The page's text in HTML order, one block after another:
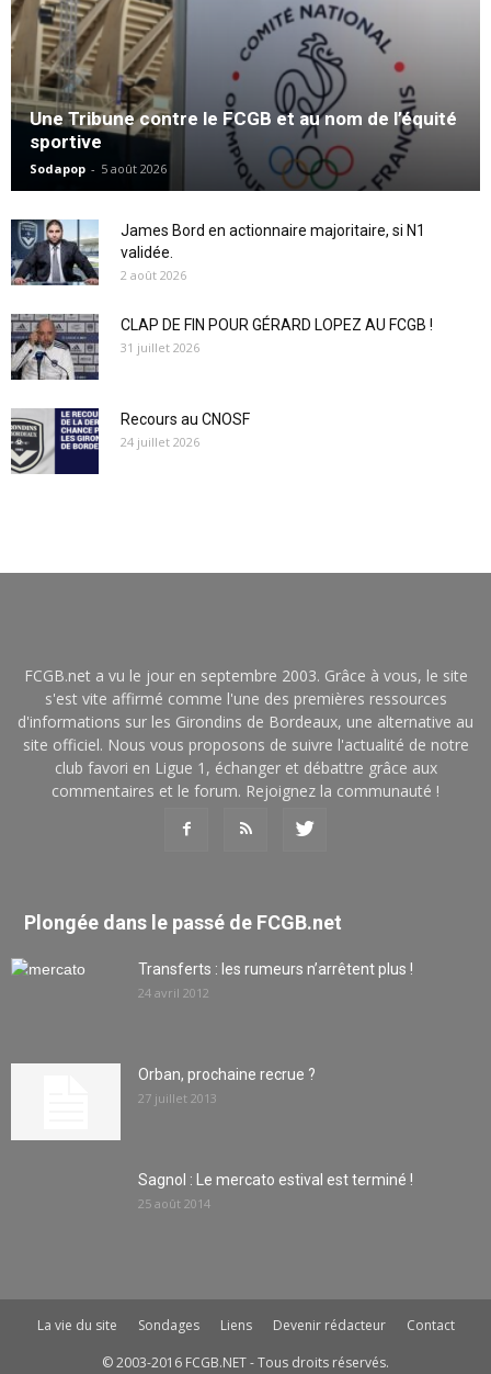
Une Tribune contre le FCGB et au nom de l’équité
sportive
Sodapop - 5 août 2026
James Bord en actionnaire majoritaire, si N1
validée.
2 août 2026
CLAP DE FIN POUR GÉRARD LOPEZ AU FCGB !
31 juillet 2026
Recours au CNOSF
24 juillet 2026
FCGB.net a vu le jour en septembre 2003. Grâce à vous, le site
s'est vite affirmé comme l'une des premières ressources
d'informations sur les Girondins de Bordeaux, une alternative au
site officiel. Nous vous proposons de suivre l'actualité de notre
club favori en Ligue 1, échanger et débattre grâce aux
commentaires et le forum. Rejoignez la communauté !
Plongée dans le passé de FCGB.net
Transferts : les rumeurs n’arrêtent plus !
24 avril 2012
Orban, prochaine recrue ?
27 juillet 2013
Sagnol : Le mercato estival est terminé !
25 août 2014
La vie du site Sondages Liens Devenir rédacteur
Contact
© 2003-2016 FCGB.NET - Tous droits réservés.